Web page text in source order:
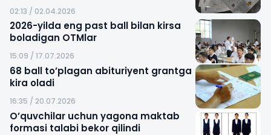
02:13 / 02.04.2026
2026-yilda eng past ball bilan kirsa
boladigan OTMlar
15:09 / 17.07.2026
68 ball to’plagan abituriyent grantga
kira oladi
16:35 / 20.07.2026
O’quvchilar uchun yagona maktab
formasi talabi bekor qilindi